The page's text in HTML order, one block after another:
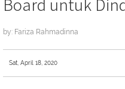
by: Fariza Rahmadinna
Sat, April 18, 2020